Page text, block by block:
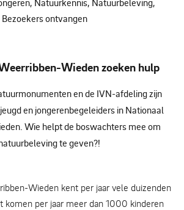
Natuurkennis, Natuurbeleving,
ontvangen
Wieden zoeken hulp
en de IVN-afdeling zijn
en jongerenbegeleiders in Nationaal
Wie helpt de boswachters mee om
te geven?!
Wieden kent per jaar vele duizenden
komen per jaar meer dan 1000 kinderen